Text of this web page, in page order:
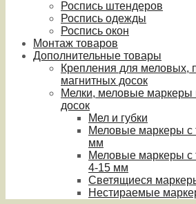
Роспись штендеров
Роспись одежды
Роспись окон
Монтаж товаров
Дополнительные товары
Крепления для меловых,
магнитных досок
Мелки, меловые маркеры
досок
Мел и губки
Меловые маркеры с
мм
Меловые маркеры с
4-15 мм
Светящиеся
Нестираемые